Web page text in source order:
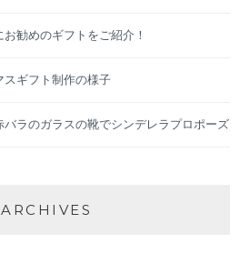
勧めのギフトをご紹介！
スギフト制作の様子
ラのガラスの靴でシンデレラプロポーズ
ARCHIVES